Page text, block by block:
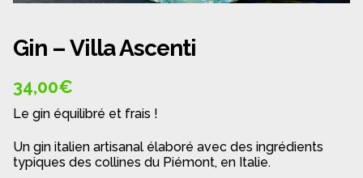
Gin – Villa Ascenti
34,00€
Le gin équilibré et frais !
Un gin italien artisanal élaboré avec des ingrédients
typiques des collines du Piémont, en Italie.